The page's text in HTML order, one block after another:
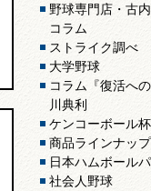
野球専門店・古
コラム
ストライク調べ
大学野球
コラム『復活へ
川典利
ケンコーボール杯
商品ラインナップ
日本ハムボール
社会人野球